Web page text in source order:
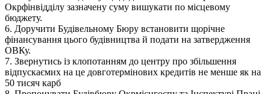
Окрфінвідділу зазначену суму вишукати по місцевому
бюджету.
6. Доручити Будівельному Бюру встановити щорічне
фінансування цього будівництва й подати на затвердження
ОВКу.
7. Звернутись із клопотанням до центру про збільшення
відпускаємих на це довготермінових кредитів не менше як на
50 тисяч карб